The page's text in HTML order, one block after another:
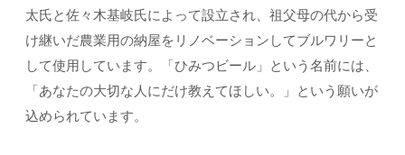
太氏と佐々木基岐氏によって設立され、祖父母の代から受
け継いだ農業用の納屋をリノベーションしてブルワリーと
して使用しています。「ひみつビール」という名前には、
「あなたの大切な人にだけ教えてほしい。」という願いが
込められています。